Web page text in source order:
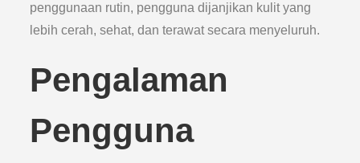
penggunaan rutin, pengguna dijanjikan kulit yang
lebih cerah, sehat, dan terawat secara menyeluruh.
Pengalaman
Pengguna